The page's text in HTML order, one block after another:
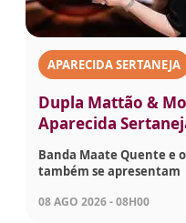
APARECIDA SERTANEJA
Dupla Mattão &
Aparecida
Banda Maate Quente e
também se apresentam
08 AGO 2026 - 08H00